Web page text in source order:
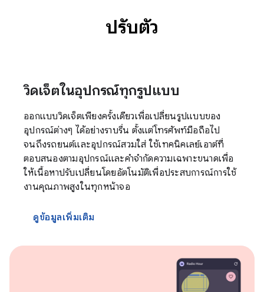
ปรับตัว
วิดเจ็ตในอุปกรณ์ทุกรูปแบบ
ออกแบบวิดเจ็ตเพียงครั้งเดียวเพื่อเปลี่ยนรูปแบบของ
อุปกรณ์ต่างๆ ได้อย่างราบรื่น ตั้งแต่โทรศัพท์มือถือไป
จนถึงรถยนต์และอุปกรณ์สวมใส่ ใช้เทคนิคเลย์เอาต์ที่
ตอบสนองตามอุปกรณ์และคำจำกัดความเฉพาะขนาดเพื่อ
ให้เนื้อหาปรับเปลี่ยนโดยอัตโนมัติเพื่อประสบการณ์การใช้
งานคุณภาพสูงในทุกหน้าจอ
ดูข้อมูลเพิ่มเติม